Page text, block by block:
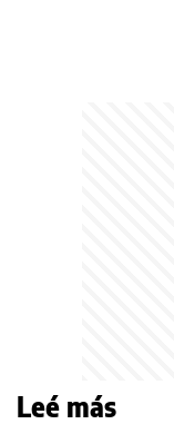
Leé más